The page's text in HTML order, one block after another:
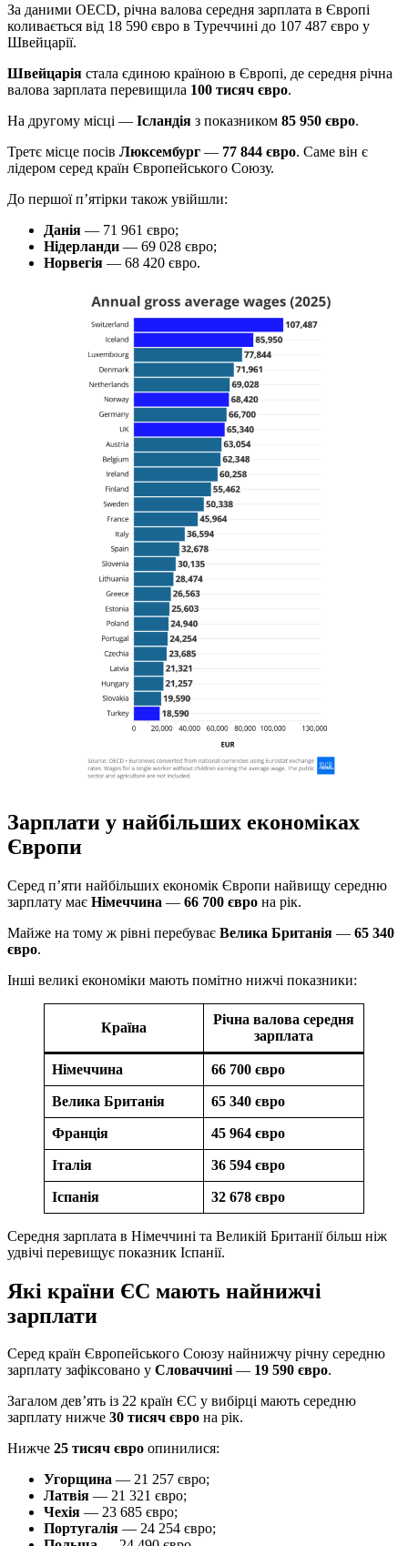
За даними OECD, річна валова середня зарплата в Європі
коливається від 18 590 євро в Туреччині до 107 487 євро у
Швейцарії.
Швейцарія стала єдиною країною в Європі, де середня річна
валова зарплата перевищила 100 тисяч євро.
На другому місці — Ісландія з показником 85 950 євро.
Третє місце посів Люксембург — 77 844 євро. Саме він є
лідером серед країн Європейського Союзу.
До першої п’ятірки також увійшли:
Данія — 71 961 євро;
Нідерланди — 69 028 євро;
Норвегія — 68 420 євро.
Зарплати у найбільших економіках
Європи
Серед п’яти найбільших економік Європи найвищу середню
зарплату має Німеччина — 66 700 євро на рік.
Майже на тому ж рівні перебуває Велика Британія — 65 340
євро.
Інші великі економіки мають помітно нижчі показники:
Країна
Річна валова середня
зарплата
Німеччина 66 700 євро
Велика Британія 65 340 євро
Франція 45 964 євро
Італія 36 594 євро
Іспанія 32 678 євро
Середня зарплата в Німеччині та Великій Британії більш ніж
удвічі перевищує показник Іспанії.
Які країни ЄС мають найнижчі
зарплати
Серед країн Європейського Союзу найнижчу річну середню
зарплату зафіксовано у Словаччині— 19 590 євро.
Загалом дев’ять із 22 країн ЄС у вибірці мають середню
зарплату нижче 30 тисяч євро на рік.
Нижче 25 тисяч євро опинилися:
Угорщина — 21 257 євро;
Латвія — 21 321 євро;
Чехія — 23 685 євро;
Португалія — 24 254 євро;